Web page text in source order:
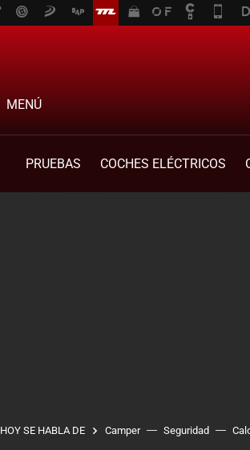
MENÚ
PRUEBAS COCHES ELÉCTRICOS
HOY SE HABLA DE Camper Seguridad